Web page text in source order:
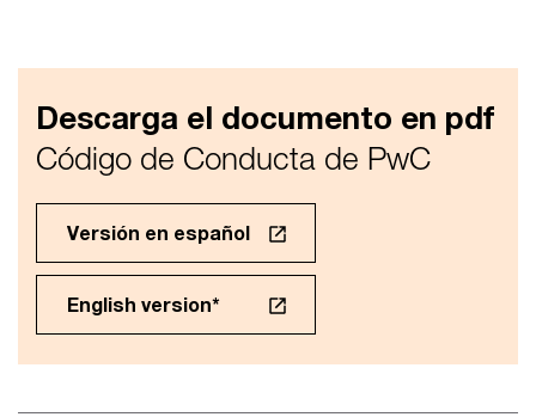
Descarga el documento en pdf
Código de Conducta de PwC
Versión en español
English version*